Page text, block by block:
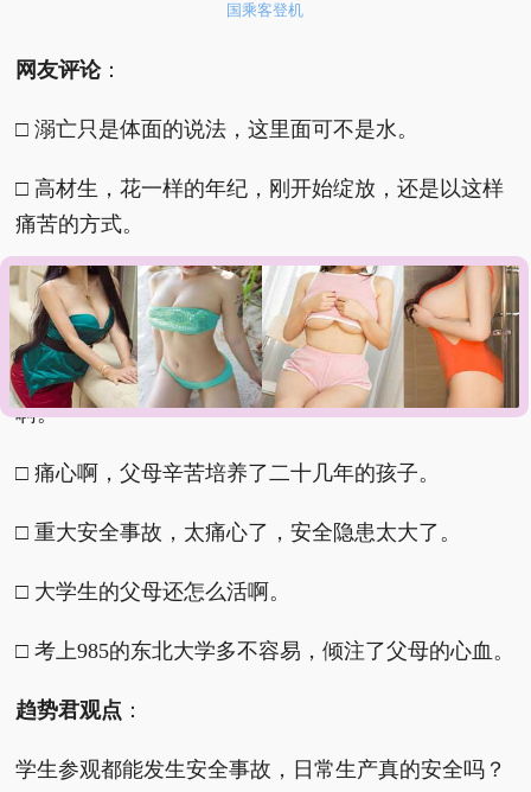
国乘客登机
网友评论：
□ 溺亡只是体面的说法，这里面可不是水。
□ 高材生，花一样的年纪，刚开始绽放，还是以这样
痛苦的方式。
□ 做过的题，读过的书，家庭的期盼，父母的希望，
一瞬化为乌有，真的痛心。
□ 985的大学生，可惜了这些即将踏入社会的毕业生
啊。
□ 痛心啊，父母辛苦培养了二十几年的孩子。
□ 重大安全事故，太痛心了，安全隐患太大了。
□ 大学生的父母还怎么活啊。
□ 考上985的东北大学多不容易，倾注了父母的心血。
趋势君观点 ：
学生参观都能发生安全事故，日常生产真的安全吗？